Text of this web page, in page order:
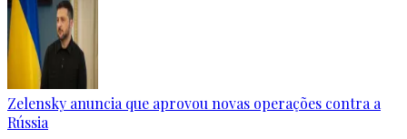
Zelensky anuncia que aprovou novas operações contra a
Rússia